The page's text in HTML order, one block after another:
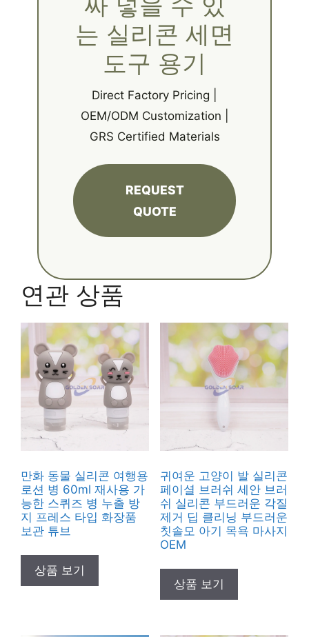
는 실리콘 세면
도구 용기
Direct Factory Pricing |
OEM/ODM Customization |
GRS Certified Materials
REQUEST
QUOTE
연관 상품
만화 동물 실리콘 여행용
로션 병 60ml 재사용 가
능한 스퀴즈 병 누출 방
지 프레스 타입 화장품
보관 튜브
상품 보기
귀여운 고양이 발 실리콘
페이셜 브러쉬 세안 브러
쉬 실리콘 부드러운 각질
제거 딥 클리닝 부드러운
칫솔모 아기 목욕 마사지
OEM
상품 보기